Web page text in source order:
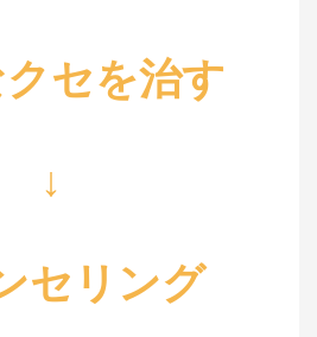
セを治す
↓
セリング